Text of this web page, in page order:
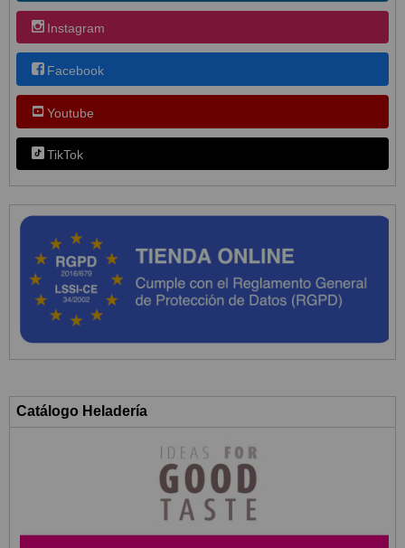
Instagram
Facebook
Youtube
TikTok
Catálogo Heladería